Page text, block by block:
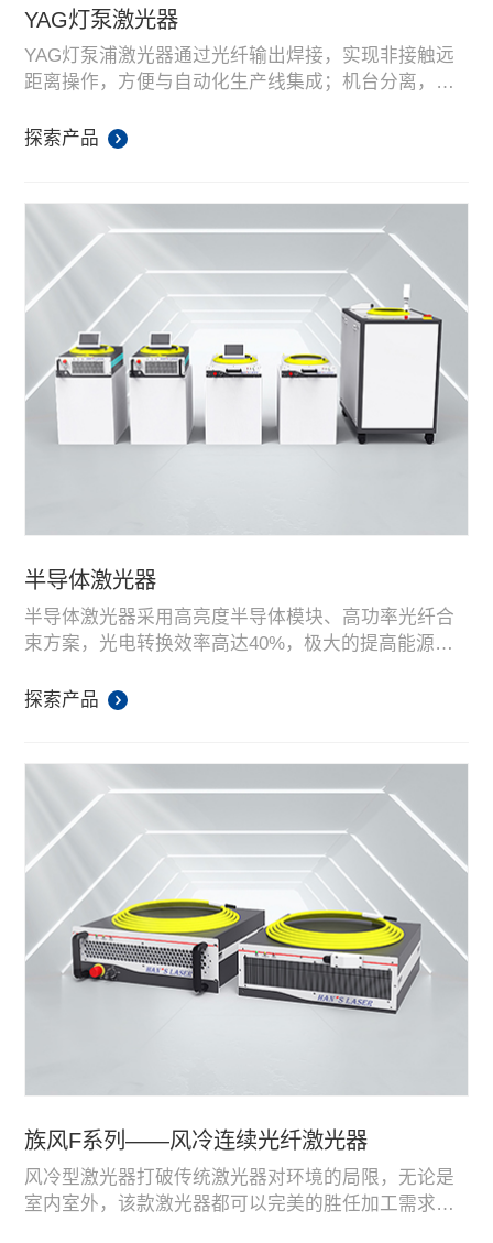
YAG灯泵激光器
YAG灯泵浦激光器通过光纤输出焊接，实现非接触远
距离操作，方便与自动化生产线集成；机台分离，安
或兼有分能分时功能，可实现多光束同时加工及多工
探索产品
半导体激光器
半导体激光器采用高亮度半导体模块、高功率光纤合
束方案，光电转换效率高达40%，极大的提高能源利
主，焊接过程稳定，焊缝平滑美观。该系列主要用于
探索产品
族风F系列——风冷连续光纤激光器
风冷型激光器打破传统激光器对环境的局限，无论是
室内室外，该款激光器都可以完美的胜任加工需求。